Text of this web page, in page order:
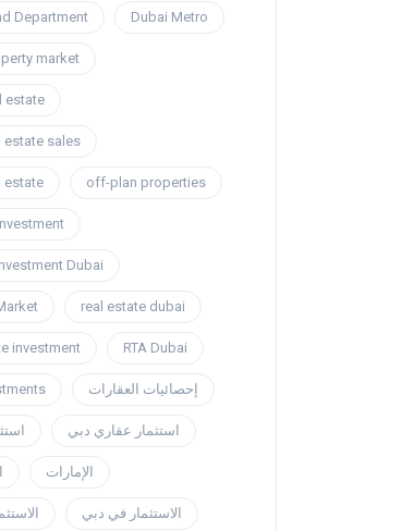
Department Dubai Metro
market
estate
estate sales
estate off-plan properties
Dubai
real estate dubai
investment RTA Dubai
إحصائيات العقارات
استثمار عقاري دبي
الإمارات
الاستثمار في دبي